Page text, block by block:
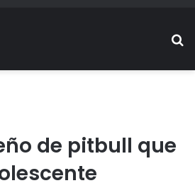
de pitbull que